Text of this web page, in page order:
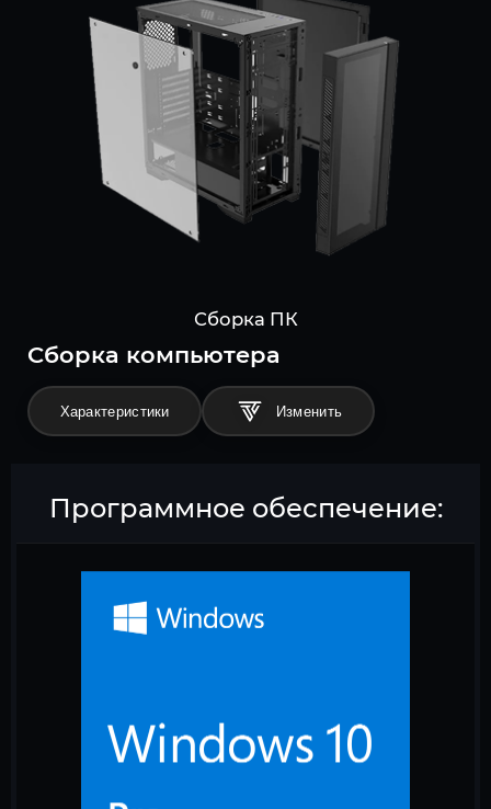
Сборка ПК
Cборка компьютера
Характеристики
Программное обеспечение: